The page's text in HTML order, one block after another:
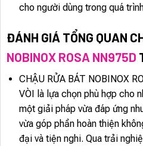
cho người dùng trong quá
ĐÁNH GIÁ TỔNG QUAN
NOBINOX ROSA NN975D
CHẬU RỬA BÁT NOBINOX
VÒI là lựa chọn phù hợp cho
một giải pháp vừa đáp ứng
vừa góp phần hoàn thiện
đại và tiện nghi. Qua trải